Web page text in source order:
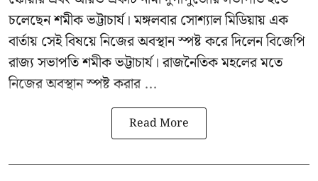
চলেছেনশমীক ভট্টাচার্য। মঙ্গলবার সোশ্যাল মিডিয়ায় এক
বার্তায় সেই বিষয়ে নিজের অবস্থান স্পষ্ট করে দিলেন বিজেপি
রাজ্য সভাপতি শমীক ভট্টাচার্য। রাজনৈতিক মহলের মতে
নিজের অবস্থান স্পষ্ট করার ...
Read More